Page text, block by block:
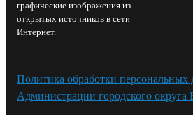
графические изображения из
открытых источников в сети
Интернет.
Политика обработки персональных
Администрации городского округа